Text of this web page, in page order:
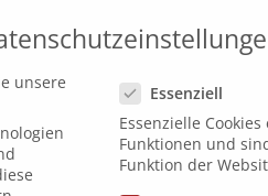
unsere
Essenziell
Essenzielle
Funktionen und
Funktion der